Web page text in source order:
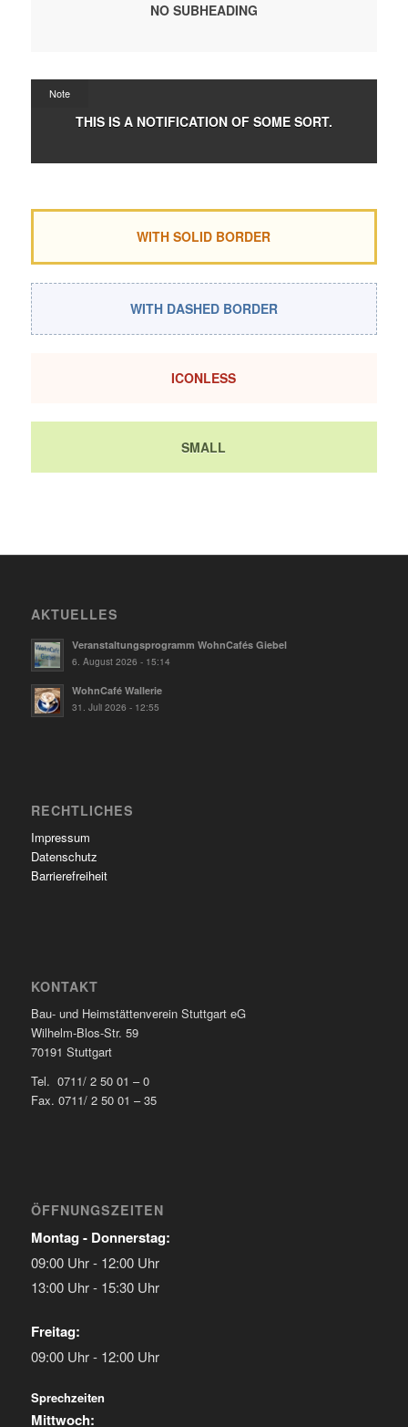
NO SUBHEADING
Note
THIS IS A NOTIFICATION OF SOME SORT.
WITH SOLID BORDER
WITH DASHED BORDER
ICONLESS
SMALL
AKTUELLES
Veranstaltungsprogramm WohnCafés Giebel
6. August 2026 - 15:14
WohnCafé Wallerie
31. Juli 2026 - 12:55
RECHTLICHES
Impressum
Datenschutz
Barrierefreiheit
KONTAKT
Bau- und Heimstättenverein Stuttgart eG
Wilhelm-Blos-Str. 59
70191 Stuttgart
Tel. 0711/ 2 50 01 – 0
Fax. 0711/ 2 50 01 – 35
ÖFFNUNGSZEITEN
Montag - Donnerstag:
09:00 Uhr - 12:00 Uhr
13:00 Uhr - 15:30 Uhr
Freitag:
09:00 Uhr - 12:00 Uhr
Sprechzeiten
Mittwoch: